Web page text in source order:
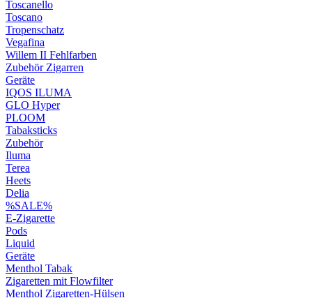
Toscanello
Toscano
Tropenschatz
Vegafina
Willem II Fehlfarben
Zubehör Zigarren
Geräte
IQOS ILUMA
GLO Hyper
PLOOM
Tabaksticks
Zubehör
Iluma
Terea
Heets
Delia
%SALE%
E-Zigarette
Pods
Liquid
Geräte
Menthol Tabak
Zigaretten mit Flowfilter
Menthol Zigaretten-Hülsen